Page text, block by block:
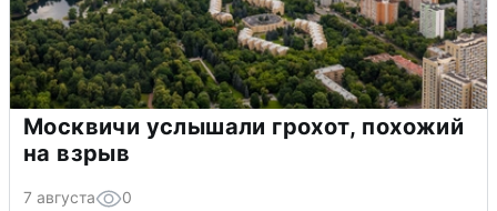
Москвичи услышали грохот, похожий
на взрыв
7 августа 0